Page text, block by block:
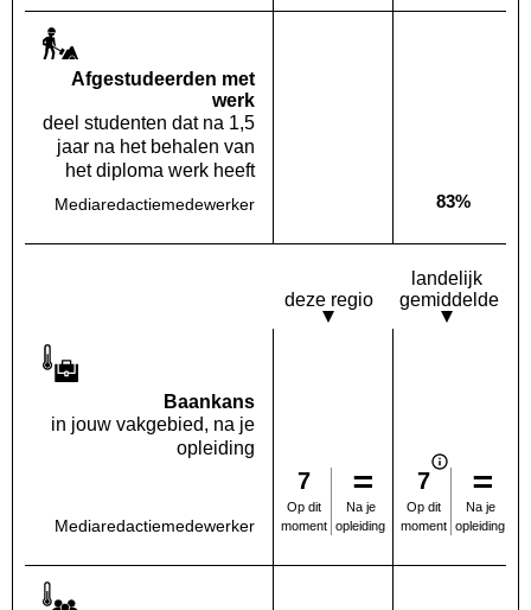
Af­gestudeerden met
werk
deel studenten dat na 1,5
jaar na het behalen van
het diploma werk heeft
Mediaredactiemedewerker Deze opleiding:
Geen waarde bekendLandelijk
83%
deze regio
landelijk
gemiddelde
Baankans
in jouw vakgebied, na je
opleiding
Mediaredactiemedewerker
7
Op dit
moment
Na je
opleiding
7
Op dit
moment
Na je
opleiding